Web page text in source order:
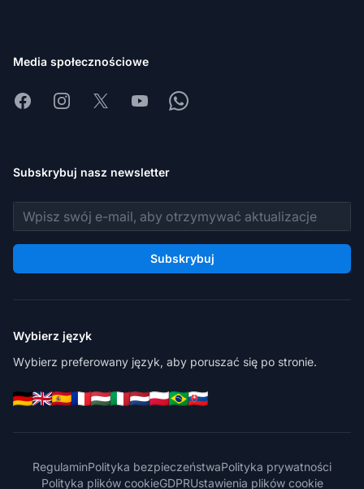
Media społecznościowe
FacebookInstagram
X YoutubeWhatsapp
Subskrybuj nasz newsletter
Adres e-mail
Subskrybuj
Wybierz język
Wybierz preferowany język, aby poruszać się po stronie.
RegulaminPolityka bezpieczeństwaPolityka prywatności
Polityka plików cookieGDPRUstawienia plików cookie